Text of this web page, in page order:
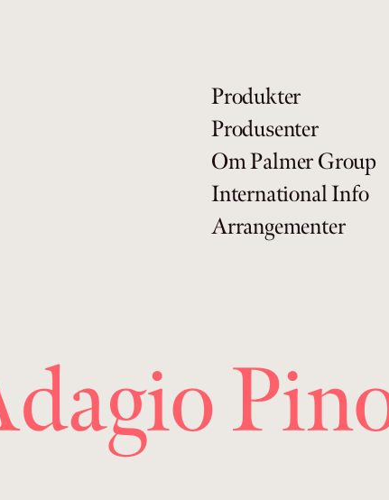
Produkter
Produsenter
Om Palmer Group
International Info
Arrangementer